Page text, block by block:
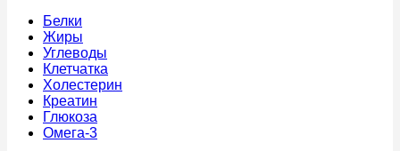
Белки
Жиры
Углеводы
Клетчатка
Холестерин
Креатин
Глюкоза
Омега-3